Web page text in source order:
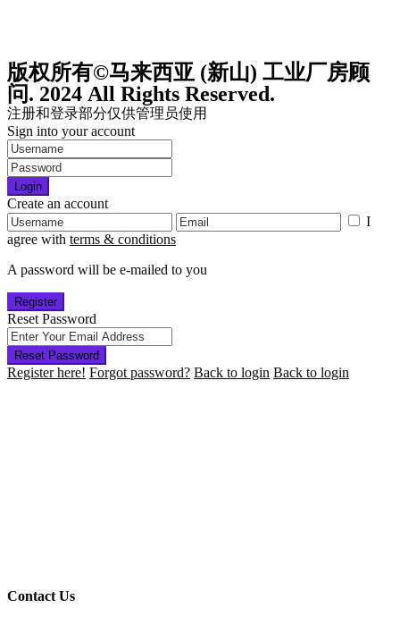
版权所有©马来西亚 (新山) 工业厂房顾
问. 2024 All Rights Reserved.
注册和登录部分仅供管理员使用
Sign into your account
Login
Create an account
I
agree with terms & conditions
A password will be e-mailed to you
Register
Reset Password
Reset Password
Register here! Forgot password? Back to login Back to login
Contact Us